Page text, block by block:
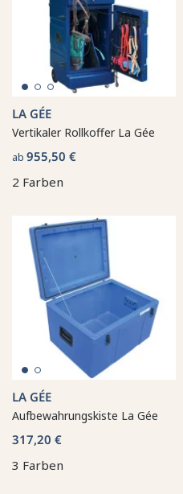
LA GÉE
Vertikaler Rollkoffer La Gée
ab 955,50 €
2 Farben
LA GÉE
Aufbewahrungskiste La Gée
317,20 €
3 Farben